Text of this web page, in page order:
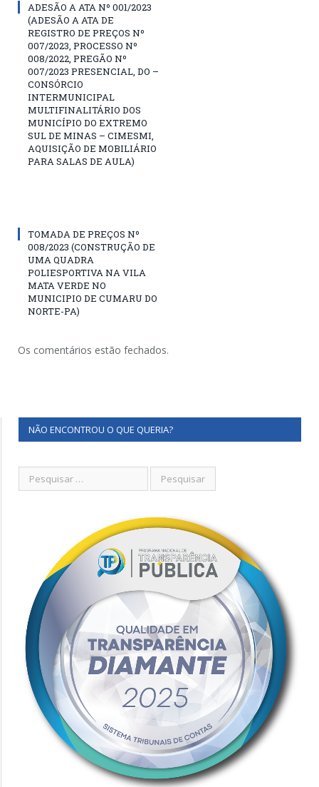
ADESÃO A ATA Nº 001/2023
(ADESÃO A ATA DE
REGISTRO DE PREÇOS Nº
007/2023, PROCESSO Nº
008/2022, PREGÃO Nº
007/2023 PRESENCIAL, DO –
CONSÓRCIO
INTERMUNICIPAL
MULTIFINALITÁRIO DOS
MUNICÍPIO DO EXTREMO
SUL DE MINAS – CIMESMI,
AQUISIÇÃO DE MOBILIÁRIO
PARA SALAS DE AULA)
TOMADA DE PREÇOS Nº
008/2023 (CONSTRUÇÃO DE
UMA QUADRA
POLIESPORTIVA NA VILA
MATA VERDE NO
MUNICIPIO DE CUMARU DO
NORTE-PA)
Os comentários estão fechados.
NÃO ENCONTROU O QUE QUERIA?